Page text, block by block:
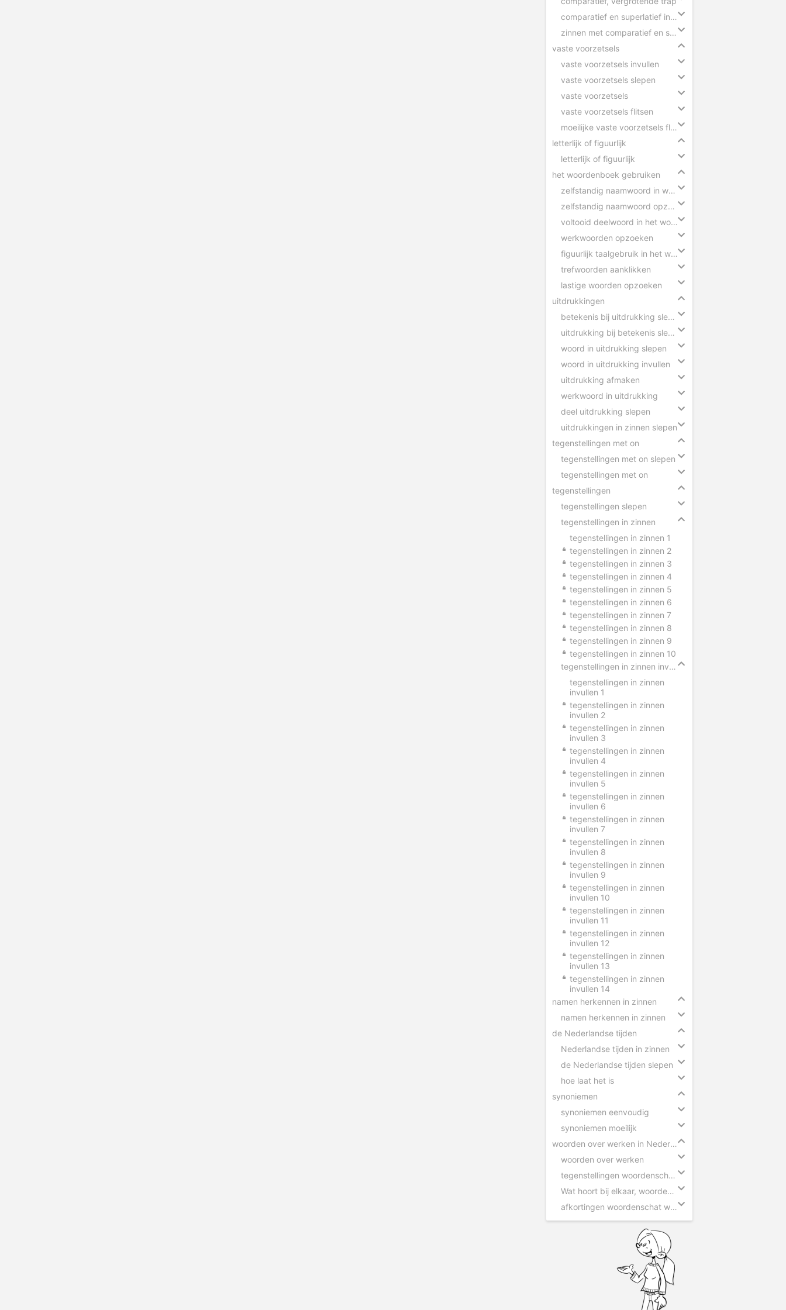
comparatief en superlatief in zinnen
zinnen met comparatief en superlatief
vaste voorzetsels
vaste voorzetsels invullen
vaste voorzetsels slepen
vaste voorzetsels
vaste voorzetsels flitsen
moeilijke vaste voorzetsels flitsen
letterlijk of figuurlijk
letterlijk of figuurlijk
het woordenboek gebruiken
zelfstandig naamwoord in woordenboek
zelfstandig naamwoord opzoeken
voltooid deelwoord in het woordenboek
werkwoorden opzoeken
figuurlijk taalgebruik in het woordenboek
trefwoorden aanklikken
lastige woorden opzoeken
uitdrukkingen
betekenis bij uitdrukking slepen
uitdrukking bij betekenis slepen
woord in uitdrukking slepen
woord in uitdrukking invullen
uitdrukking afmaken
werkwoord in uitdrukking
deel uitdrukking slepen
uitdrukkingen in zinnen slepen
tegenstellingen met on
tegenstellingen met on slepen
tegenstellingen met on
tegenstellingen
tegenstellingen slepen
tegenstellingen in zinnen
tegenstellingen in zinnen 1
tegenstellingen in zinnen 2
tegenstellingen in zinnen 3
tegenstellingen in zinnen 4
tegenstellingen in zinnen 5
tegenstellingen in zinnen 6
tegenstellingen in zinnen 7
tegenstellingen in zinnen 8
tegenstellingen in zinnen 9
tegenstellingen in zinnen 10
tegenstellingen in zinnen invullen
tegenstellingen in zinnen
invullen 1
tegenstellingen in zinnen
invullen 2
tegenstellingen in zinnen
invullen 3
tegenstellingen in zinnen
invullen 4
tegenstellingen in zinnen
invullen 5
tegenstellingen in zinnen
invullen 6
tegenstellingen in zinnen
invullen 7
tegenstellingen in zinnen
invullen 8
tegenstellingen in zinnen
invullen 9
tegenstellingen in zinnen
invullen 10
tegenstellingen in zinnen
invullen 11
tegenstellingen in zinnen
invullen 12
tegenstellingen in zinnen
invullen 13
tegenstellingen in zinnen
invullen 14
namen herkennen in zinnen
namen herkennen in zinnen
de Nederlandse tijden
Nederlandse tijden in zinnen
de Nederlandse tijden slepen
hoe laat het is
synoniemen
synoniemen eenvoudig
synoniemen moeilijk
woorden over werken in Nederland
woorden over werken
tegenstellingen woordenschat werken
Wat hoort bij elkaar, woorden over werken
afkortingen woordenschat werken